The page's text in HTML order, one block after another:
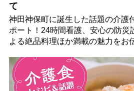
て
神田神保町に誕生した話題の介護
ポート！24時間看護、安心の防災
よる絶品料理ほか満載の魅力をお